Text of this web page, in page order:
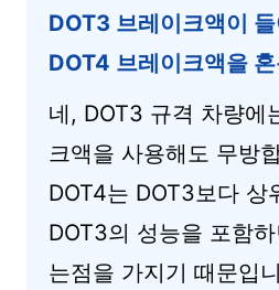
DOT3 브레이크액이
DOT4 브레이크액을
네, DOT3 규격 차량에
크액을 사용해도 무방
DOT4는 DOT3보다 상
DOT3의 성능을 포함
는점을 가지기 때문입